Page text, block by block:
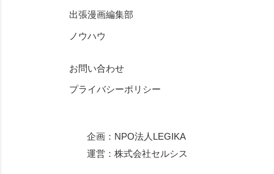
出張漫画編集部
ノウハウ
お問い合わせ
プライバシーポリシー
企画： NPO法人LEGIKA
運営： 株式会社セルシス